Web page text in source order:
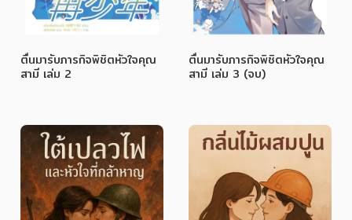
ตื่นมารับภารกิจพิชิตหัวใจคุณ
สามี เล่ม 2
ตื่นมารับภารกิจพิชิตหัวใจคุณ
สามี เล่ม 3 (จบ)